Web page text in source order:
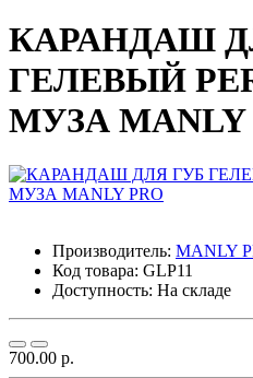
КАРАНДАШ
ГЕЛЕВЫЙ
МУЗА MANLY
Производитель: MANLY
Код товара: GLP11
Доступность: На складе
700.00 р.